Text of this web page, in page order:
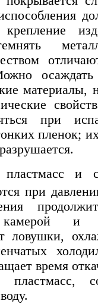
материалы,
при
пленок;
пластмасс и
при
камерой и
ловушки,
время